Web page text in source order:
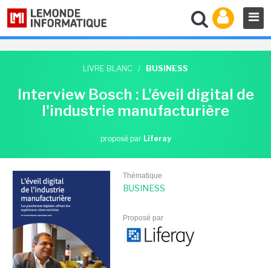
LIVRE BLANC / BUSINESS
Interview Bosch : L'éveil digital de
l'industrie manufacturière
proposé par Liferay
Thématique
BUSINESS
Proposé par